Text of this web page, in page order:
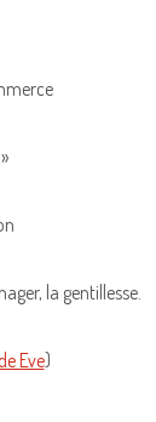
la gentillesse.
Eve)